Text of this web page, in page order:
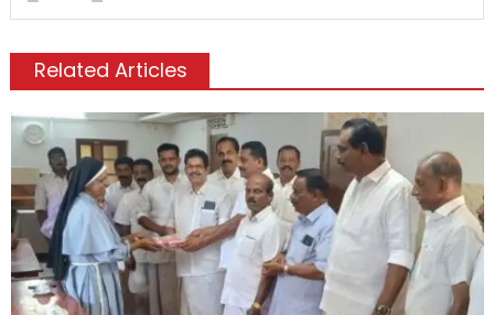
Related Articles